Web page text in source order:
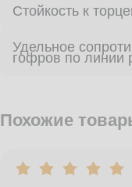
Стойкость к
Удельное
гофров по линии
Похожие